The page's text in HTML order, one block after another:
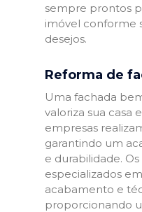
sempre prontos
imóvel conforme
desejos.
Reforma de
Uma fachada
valoriza sua casa
empresas
garantindo um
e durabilidade.
especializados
acabamento e
proporcionando